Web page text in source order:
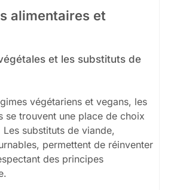
alimentaires et
et les substituts de
végétariens et vegans, les
se trouvent une place de choix
substituts de viande,
permettent de réinventer
des principes